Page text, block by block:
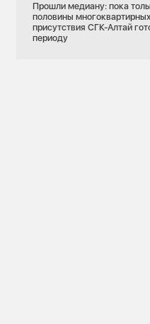
Прошли медиану: пока
половины
присутствия СГК-Алтай
периоду